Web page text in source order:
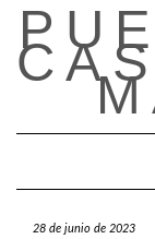
Saltar
contenido
28 de junio de 2023